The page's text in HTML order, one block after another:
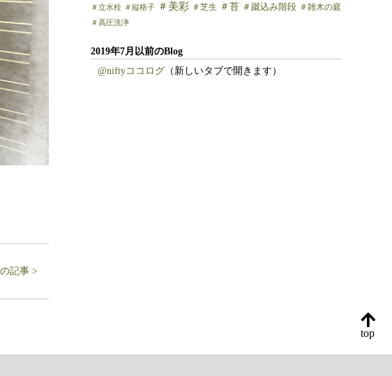
記事 >
＃立水栓 ＃縦格子 ＃美彩 ＃芝生 ＃苔 ＃蹴込み階段 ＃雑木の庭
＃高圧洗浄
2019年7月以前のBlog
@niftyココログ （新しいタブで開きます）
top